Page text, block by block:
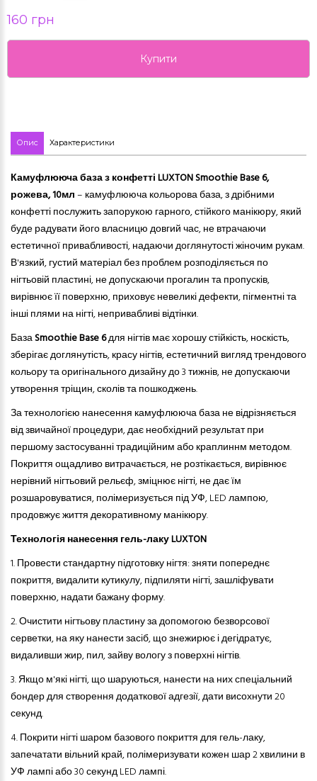
160 грн
Купити
Опис Характеристики
Камуфлююча база з конфетті LUXTON Smoothie Base 6,
рожева, 10мл– камуфлюючакольорова база, з дрібними
конфетті послужить запорукою гарного, стійкого манікюру, який
буде радувати його власницю довгий час, не втрачаючи
естетичної привабливості, надаючи доглянутостіжіночим рукам.
В'язкий, густий матеріал без проблем розподіляється по
нігтьовій пластині, не допускаючи прогалинтапропусків,
вирівнює її поверхню, приховує невеликі дефекти, пігментні та
інші плями на нігті, непривабливі відтінки.
БазаSmoothie Base 6для нігтів має хорошу стійкість, носкість,
зберігає доглянутість, красу нігтів, естетичний вигляд трендового
кольору та оригінального дизайну до 3 тижнів, не допускаючи
утворення тріщин, сколів та пошкоджень.
За технологією нанесення камуфлююча база не відрізняється
від звичайної процедури, дає необхідний результат при
першому застосуванні традиційнимабо краплиннм методом.
Покриття ощадливо витрачається, не розтікається, вирівнює
нерівний нігтьовий рельєф, зміцнює нігті, не дає їм
розшаровуватися, полімеризується під УФ, LED лампою,
продовжує життя декоративному манікюру.
Технологія нанесення гель-лаку LUXTON
1. Провести стандартну підготовку нігтя: зняти попереднє
покриття, видалити кутикулу, підпиляти нігті, зашліфувати
поверхню, надати бажану форму.
2.Очистити нігтьову пластину за допомогою безворсової
серветки, на яку нанести засіб, що знежирює і дегідратує,
видаливши жир, пил, зайву вологу з поверхні нігтів.
3.Якщо м'які нігті, що шаруються,нанести на них спеціальний
бондер для створення додаткової адгезії, дати висохнути 20
секунд.
4.Покрити нігті шаром базового покриттядля гель-лаку,
запечатати вільний край, полімеризувати кожен шар 2 хвилини в
УФ лампі або 30 секунд LED лампі.